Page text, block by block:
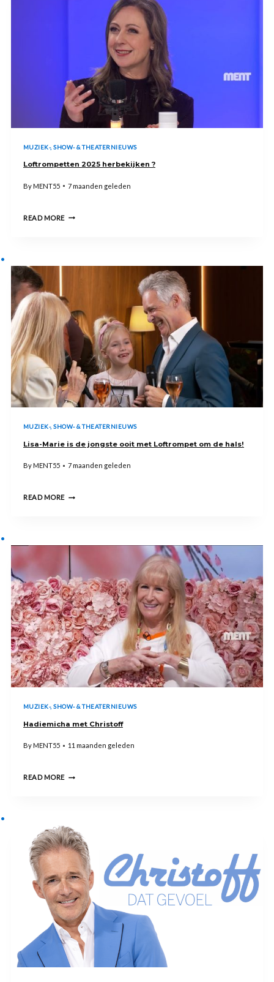
ERKENNING’
MUZIEK-, SHOW- & THEATERNIEUWS
Loftrompetten 2025 herbekijken ?
ByMENT55 7 maanden geleden
READ MORELOFTROMPETTEN
MUZIEK-, SHOW- & THEATERNIEUWS
Lisa-Marie is de jongste ooit met Loftrompet om de hals!
ByMENT55 7 maanden geleden
READ MORELISA-
JONGSTE
MET
LOFTROMPET
OM
DE
HALS!
MUZIEK-, SHOW- & THEATERNIEUWS
Hadiemicha met Christoff
ByMENT55 11 maanden geleden
READ MOREHADIEMICHA